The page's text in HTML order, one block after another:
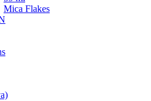
Mica Flakes